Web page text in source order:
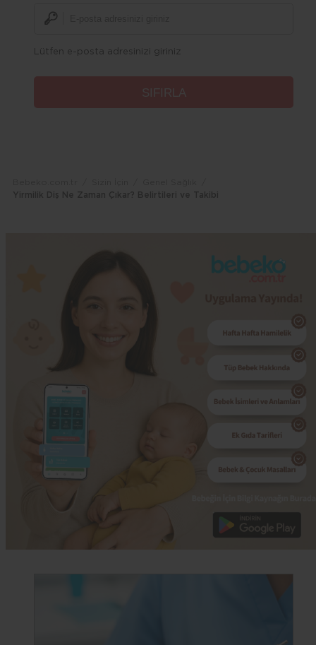
Lütfen e-posta adresinizi giriniz